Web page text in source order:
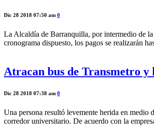
Dic 28 2018 07:50 am 0
La Alcaldía de Barranquilla, por intermedio de
cronograma dispuesto, los pagos se realizarán
Atracan bus de Transmetro
Dic 28 2018 07:38 am 0
Una persona resultó levemente herida en medio
corredor universitario. De acuerdo con la